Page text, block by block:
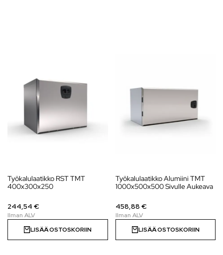
Työkalulaatikko RST TMT
400x300x250
244,54 €
LISÄÄ OSTOSKORIIN
Työkalulaatikko Alumiini TMT
1000x500x500 Sivulle Aukeava
458,88 €
LISÄÄ OSTOSKORIIN